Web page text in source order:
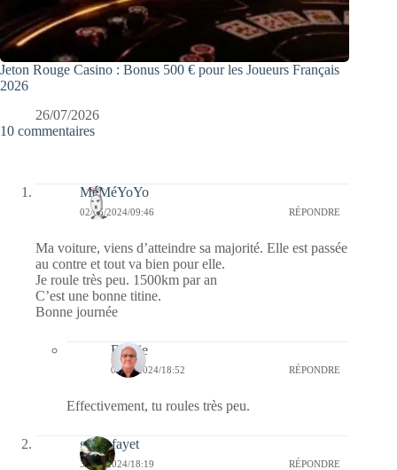
Jeton Rouge Casino : Bonus 500 € pour les Joueurs Français
2026
26/07/2026
10 commentaires
MéMéYoYo
02/06/2024/09:46 RÉPONDRE
Ma voiture, viens d’atteindre sa majorité. Elle est passée
au contre et tout va bien pour elle.
Je roule très peu. 1500km par an
C’est une bonne titine.
Bonne journée
Bernie
03/06/2024/18:52 RÉPONDRE
Effectivement, tu roules très peu.
giselefayet
30/05/2024/18:19 RÉPONDRE